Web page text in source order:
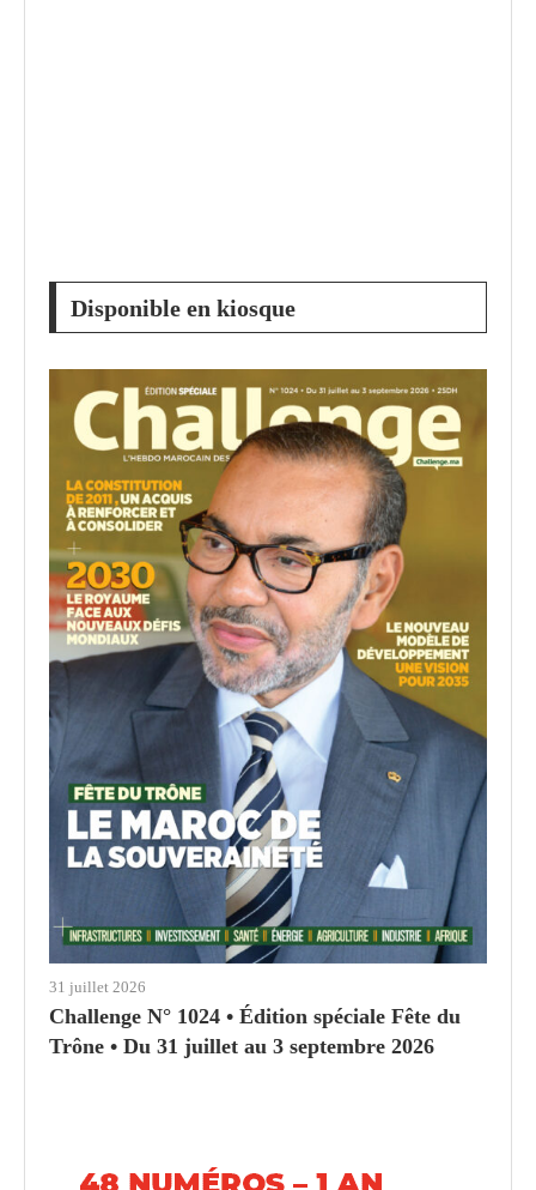
Disponible en kiosque
31 juillet 2026
Challenge N° 1024 • Édition spéciale Fête du
Trône • Du 31 juillet au 3 septembre 2026